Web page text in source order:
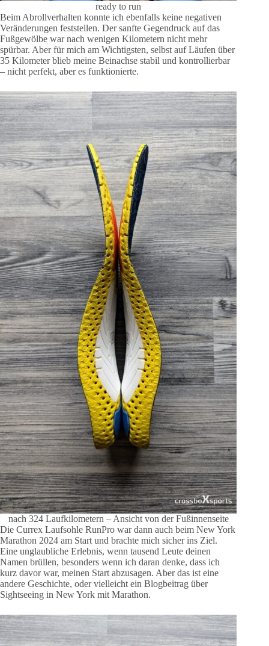
ready to run
Beim Abrollverhalten konnte ich ebenfalls keine negativen
Veränderungen feststellen. Der sanfte Gegendruck auf das
Fußgewölbe war nach wenigen Kilometern nicht mehr
spürbar. Aber für mich am Wichtigsten, selbst auf Läufen über
35 Kilometer blieb meine Beinachse stabil und kontrollierbar
– nicht perfekt, aber es funktionierte.
nach 324 Laufkilometern – Ansicht von der Fußinnenseite
Die Currex Laufsohle RunPro war dann auch beim New York
Marathon 2024 am Start und brachte mich sicher ins Ziel.
Eine unglaubliche Erlebnis, wenn tausend Leute deinen
Namen brüllen, besonders wenn ich daran denke, dass ich
kurz davor war, meinen Start abzusagen. Aber das ist eine
andere Geschichte, oder vielleicht ein Blogbeitrag über
Sightseeing in New York mit Marathon.